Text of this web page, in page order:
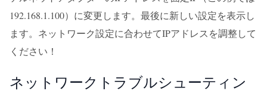
192.168.1.100）に変更します。最後に新しい設定を表示し
ます。ネットワーク設定に合わせてIPアドレスを調整して
ください！
ネットワークトラブルシューティン